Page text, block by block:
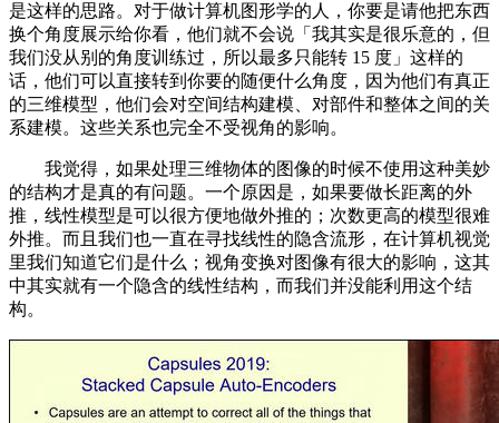
是这样的思路。对于做计算机图形学的人，你要是请他把东西
换个角度展示给你看，他们就不会说「我其实是很乐意的，但
我们没从别的角度训练过，所以最多只能转 15 度」这样的
话，他们可以直接转到你要的随便什么角度，因为他们有真正
的三维模型，他们会对空间结构建模、对部件和整体之间的关
系建模。这些关系也完全不受视角的影响。
我觉得，如果处理三维物体的图像的时候不使用这种美妙
的结构才是真的有问题。一个原因是，如果要做长距离的外
推，线性模型是可以很方便地做外推的；次数更高的模型很难
外推。而且我们也一直在寻找线性的隐含流形，在计算机视觉
里我们知道它们是什么；视角变换对图像有很大的影响，这其
中其实就有一个隐含的线性结构，而我们并没能利用这个结
构。